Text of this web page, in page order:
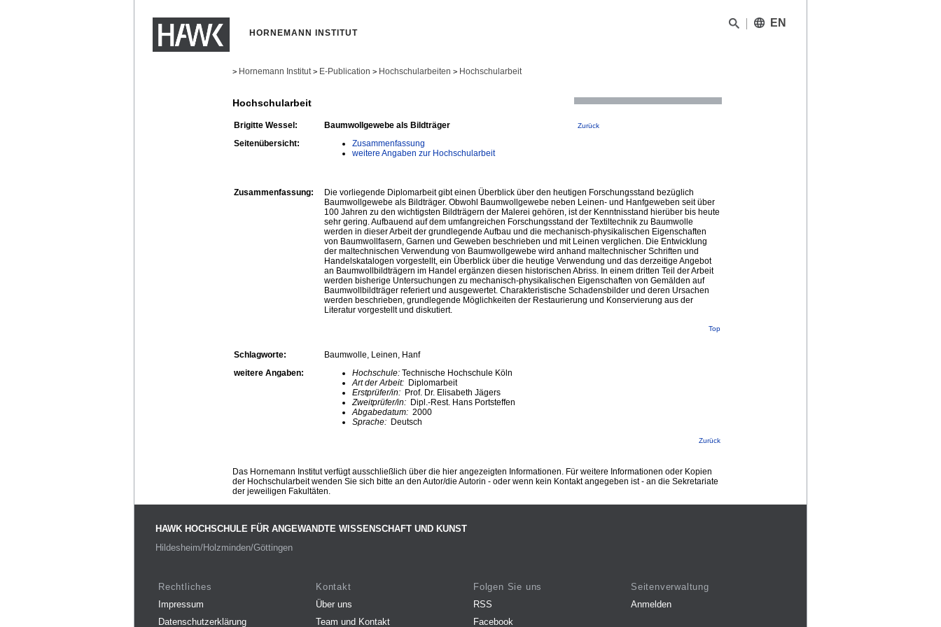
HORNEMANN INSTITUT
EN
> Hornemann Institut > E-Publication > Hochschularbeiten > Hochschularbeit
Hochschularbeit
Brigitte Wessel: Baumwollgewebe als Bildträger Zurück
Seitenübersicht:
Zusammenfassung
weitere Angaben zur Hochschularbeit
Zusammenfassung:
Die vorliegende Diplomarbeit gibt einen Überblick über den heutigen Forschungsstand bezüglich
Baumwollgewebe als Bildträger. Obwohl Baumwollgewebe neben Leinen- und Hanfgeweben seit über
100 Jahren zu den wichtigsten Bildträgern der Malerei gehören, ist der Kenntnisstand hierüber bis heute
sehr gering. Aufbauend auf dem umfangreichen Forschungsstand der Textiltechnik zu Baumwolle
werden in dieser Arbeit der grundlegende Aufbau und die mechanisch-physikalischen Eigenschaften
von Baumwollfasern, Garnen und Geweben beschrieben und mit Leinen verglichen. Die Entwicklung
der maltechnischen Verwendung von Baumwollgewebe wird anhand maltechnischer Schriften und
Handelskatalogen vorgestellt, ein Überblick über die heutige Verwendung und das derzeitige Angebot
an Baumwollbildträgern im Handel ergänzen diesen historischen Abriss. In einem dritten Teil der Arbeit
werden bisherige Untersuchungen zu mechanisch-physikalischen Eigenschaften von Gemälden auf
Baumwollbildträger referiert und ausgewertet. Charakteristische Schadensbilder und deren Ursachen
werden beschrieben, grundlegende Möglichkeiten der Restaurierung und Konservierung aus der
Literatur vorgestellt und diskutiert.
Top
Schlagworte:
Baumwolle, Leinen, Hanf
weitere Angaben:
Hochschule: Technische Hochschule Köln
Art der Arbeit: Diplomarbeit
Erstprüfer/in: Prof. Dr. Elisabeth Jägers
Zweitprüfer/in: Dipl.-Rest. Hans Portsteffen
Abgabedatum: 2000
Sprache: Deutsch
Zurück
Das Hornemann Institut verfügt ausschließlich über die hier angezeigten Informationen. Für weitere Informationen oder Kopien
der Hochschularbeit wenden Sie sich bitte an den Autor/die Autorin - oder wenn kein Kontakt angegeben ist - an die Sekretariate
der jeweiligen Fakultäten.
HAWK HOCHSCHULE FÜR ANGEWANDTE WISSENSCHAFT UND KUNST
Hildesheim/Holzminden/Göttingen
Rechtliches
Impressum
Datenschutzerklärung
Kontakt
Über uns
Team und Kontakt
Folgen Sie uns
RSS
Facebook
Seitenverwaltung
Anmelden